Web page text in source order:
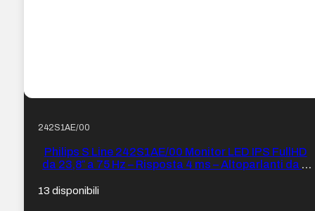
242S1AE/00
Philips S Line 242S1AE/00 Monitor LED IPS FullHD
da 23,8″ a 75 Hz – Risposta 4 ms – Altoparlanti da 4
HDMI, DVI, DisplayPort, VGA – VESA 100×100 mm –
13 disponibili